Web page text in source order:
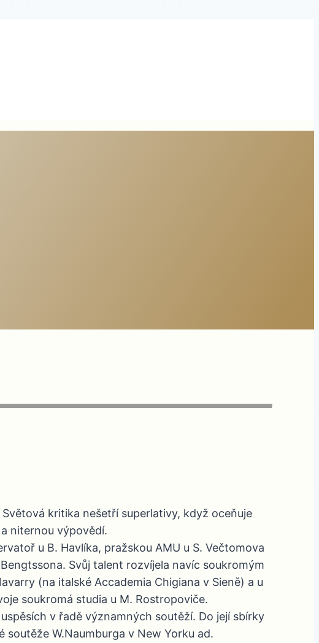
kritika nešetří superlativy, když oceňuje
niternou výpovědí.
u B. Havlíka, pražskou AMU u S. Večtomova
Svůj talent rozvíjela navíc soukromým
(na italské Accademia Chigiana v Sieně) a u
soukromá studia u M. Rostropoviče.
v řadě významných soutěží. Do její sbírky
W.Naumburga v New Yorku ad.